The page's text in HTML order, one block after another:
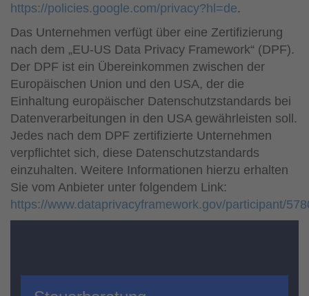
https://policies.google.com/privacy?hl=de.
Das Unternehmen verfügt über eine Zertifizierung
nach dem „EU-US Data Privacy Framework“ (DPF).
Der DPF ist ein Übereinkommen zwischen der
Europäischen Union und den USA, der die
Einhaltung europäischer Datenschutzstandards bei
Datenverarbeitungen in den USA gewährleisten soll.
Jedes nach dem DPF zertifizierte Unternehmen
verpflichtet sich, diese Datenschutzstandards
einzuhalten. Weitere Informationen hierzu erhalten
Sie vom Anbieter unter folgendem Link:
https://www.dataprivacyframework.gov/participant/